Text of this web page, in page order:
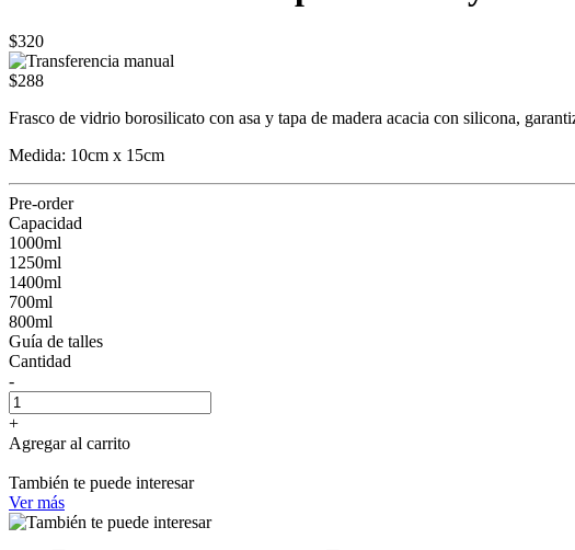
$320
$288
Frasco de vidrio borosilicato con asa y tapa de madera acacia con silicona,
Medida: 10cm x 15cm
Pre-order
Capacidad
1000ml
1250ml
1400ml
700ml
800ml
Guía de talles
Cantidad
-
+
Agregar al carrito
También te puede interesar
Ver más